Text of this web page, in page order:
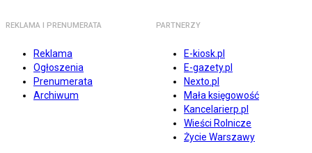
REKLAMA I PRENUMERATA
Reklama
Ogłoszenia
Prenumerata
Archiwum
PARTNERZY
E-kiosk.pl
E-gazety.pl
Nexto.pl
Mała księgowość
Kancelarierp.pl
Wieści Rolnicze
Życie Warszawy